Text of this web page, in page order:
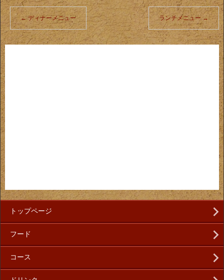
←ディナーメニュー ランチメニュー→
トップページ
フード
コース